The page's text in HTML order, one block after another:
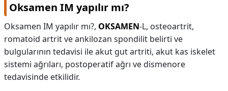
Oksamen IM yapılır mı?
Oksamen IM yapılır mı?, OKSAMEN-L, osteoartrit,
romatoid artrit ve ankilozan spondilit belirti ve
bulgularının tedavisi ile akut gut artriti, akut kas iskelet
sistemi ağrıları, postoperatif ağrı ve dismenore
tedavisinde etkilidir.